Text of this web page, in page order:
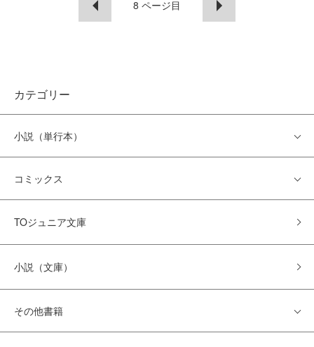
8 ページ目
カテゴリー
小説（単行本）
コミックス
TOジュニア文庫
小説（文庫）
その他書籍